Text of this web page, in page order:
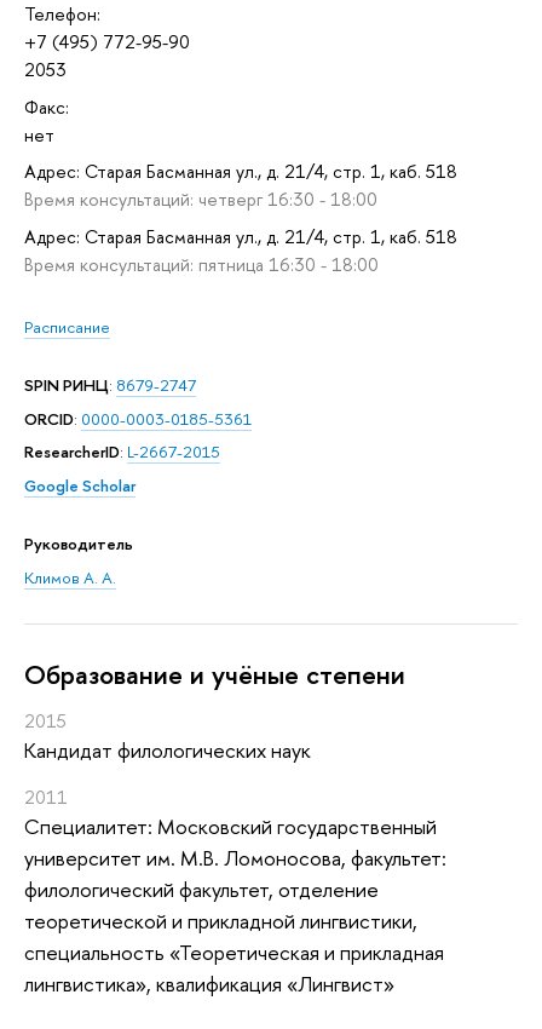
Телефон:
+7 (495) 772-95-90
2053
Факс:
нет
Адрес: Старая Басманная ул., д. 21/4, стр. 1, каб. 518
Время консультаций: четверг 16:30 - 18:00
Адрес: Старая Басманная ул., д. 21/4, стр. 1, каб. 518
Время консультаций: пятница 16:30 - 18:00
Расписание
SPIN РИНЦ: 8679-2747
ORCID: 0000-0003-0185-5361
ResearcherID: L-2667-2015
Google Scholar
Руководитель
Климов А. А.
Oбразование и учёные степени
2015
Кандидат филологических наук
2011
Специалитет: Московский государственный
университет им. М.В. Ломоносова, факультет:
филологический факультет, отделение
теоретической и прикладной лингвистики,
специальность «Теоретическая и прикладная
лингвистика», квалификация «Лингвист»